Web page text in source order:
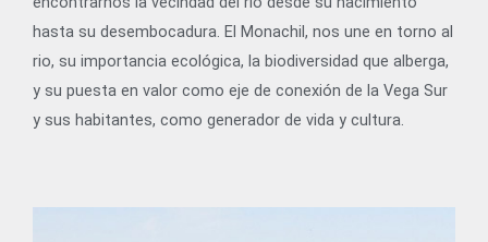
hasta su desembocadura. El Monachil, nos une en torno al
rio, su importancia ecológica, la biodiversidad que alberga,
y su puesta en valor como eje de conexión de la Vega Sur
y sus habitantes, como generador de vida y cultura.